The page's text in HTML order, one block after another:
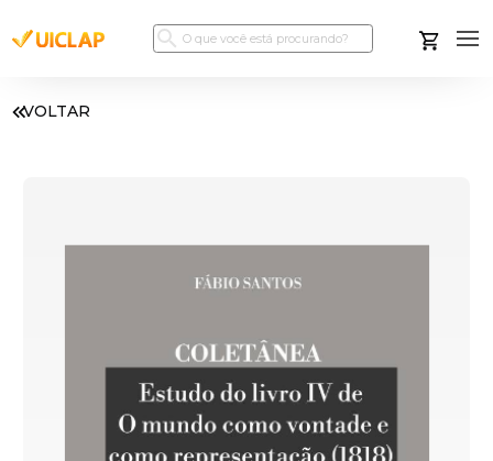
VOLTAR